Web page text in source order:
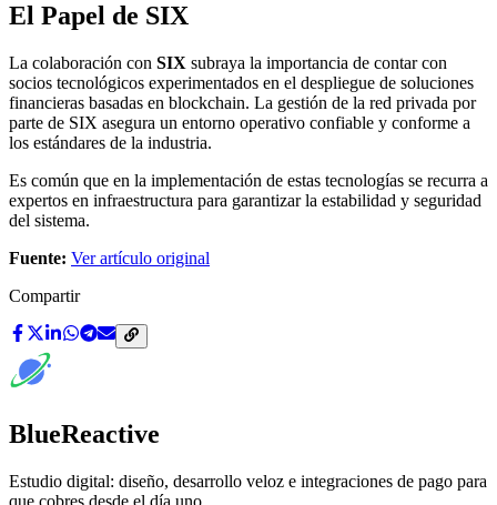
El Papel de SIX
La colaboración con SIX subraya la importancia de contar con
socios tecnológicos experimentados en el despliegue de soluciones
financieras basadas en blockchain. La gestión de la red privada por
parte de SIX asegura un entorno operativo confiable y conforme a
los estándares de la industria.
Es común que en la implementación de estas tecnologías se recurra a
expertos en infraestructura para garantizar la estabilidad y seguridad
del sistema.
Fuente: Ver artículo original
Compartir
BlueReactive
Estudio digital: diseño, desarrollo veloz e integraciones de pago para